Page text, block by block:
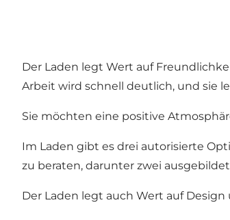
Der Laden legt Wert auf
Arbeit wird schnell deutlich, und sie
Sie möchten eine positive
Im Laden gibt es drei autorisierte
zu beraten, darunter zwei
Der Laden legt auch Wert auf